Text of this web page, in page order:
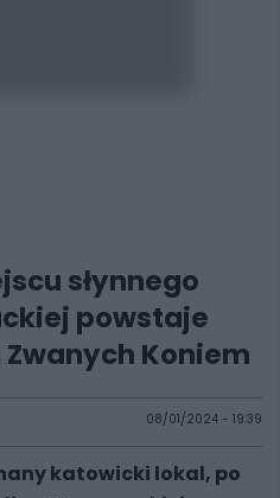
słynnego
powstaje
Koniem
08/01/2024 - 19:39
katowicki lokal, po